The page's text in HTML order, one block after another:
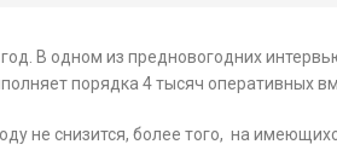
В одном из предновогодних
порядка 4 тысяч
не снизится, более того, на